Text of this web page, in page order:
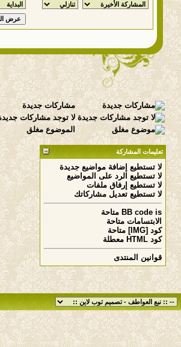
مشاركات جديدة
لا توجد مشاركات
الموضوع مغلق
تعليمات المشاركة
لا تستطيع إضافة مواضيع جديدة
لا تستطيع الرد على المواضيع
لا تستطيع إرفاق ملفات
لا تستطيع تعديل مشاركاتك
BB code is
متاحة
الابتسامات متاحة
كود [IMG]
متاحة
كود HTML
معطلة
قوانين المنتدى